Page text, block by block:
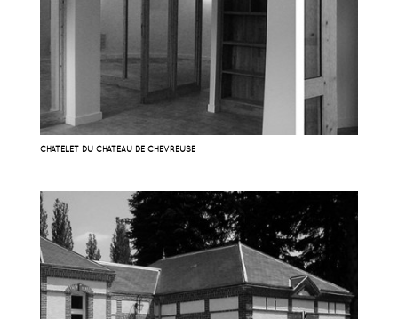
CHATELET DU CHATEAU DE CHEVREUSE